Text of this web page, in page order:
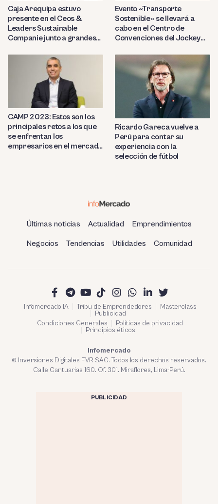
Caja Arequipa estuvo
presente en el Ceos &
Leaders Sustainable
Companie junto a grandes
Evento «Transporte
Sostenible» se llevará a
cabo en el Centro de
Convenciones del Jockey
CAMP 2023: Estos son los
principales retos a los que
se enfrentan los
empresarios en el mercado
Ricardo Gareca vuelve a
Perú para contar su
experiencia con la
selección de fútbol
Últimas noticias Actualidad Emprendimientos
Negocios Tendencias Utilidades Comunidad
Infomercado IA Tribu de Emprendedores
Masterclass
Publicidad
Condiciones Generales
Políticas de privacidad
Principios éticos
Infomercado
© Inversiones Digitales FVR SAC. Todos los derechos reservados.
Calle Cantuarias 160. Of. 301. Miraflores, Lima-Perú.
PUBLICIDAD